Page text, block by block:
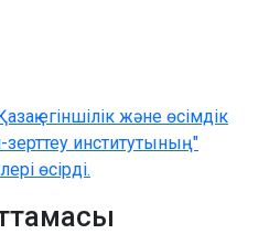
егіншілік және өсімдік
институтының"
өсірді.